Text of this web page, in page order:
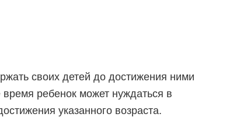
своих детей до достижения ними
ребенок может нуждаться в
указанного возраста.